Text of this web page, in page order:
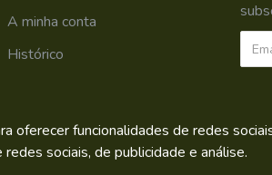
A minha conta
Histórico
oferecer funcionalidades de redes
sociais, de publicidade e análise.